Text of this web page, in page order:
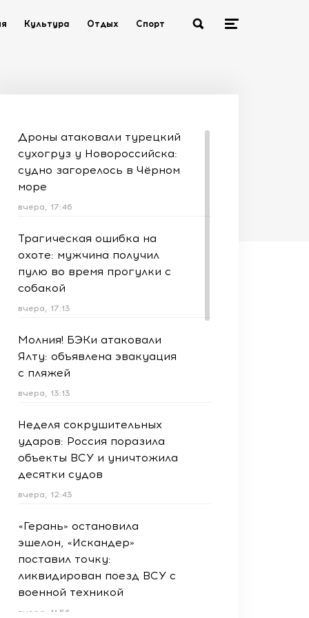
Культура Отдых Спорт
Дроны атаковали турецкий
сухогруз у Новороссийска:
судно загорелось в Чёрном
море
вчера, 17:46
Трагическая ошибка на
охоте: мужчина получил
пулю во время прогулки с
собакой
вчера, 17:13
Молния! БЭКи атаковали
Ялту: объявлена эвакуация
с пляжей
вчера, 13:13
Неделя сокрушительных
ударов: Россия поразила
объекты ВСУ и уничтожила
десятки судов
вчера, 12:43
«Герань» остановила
эшелон, «Искандер»
поставил точку:
ликвидирован поезд ВСУ с
военной техникой
вчера, 11:56